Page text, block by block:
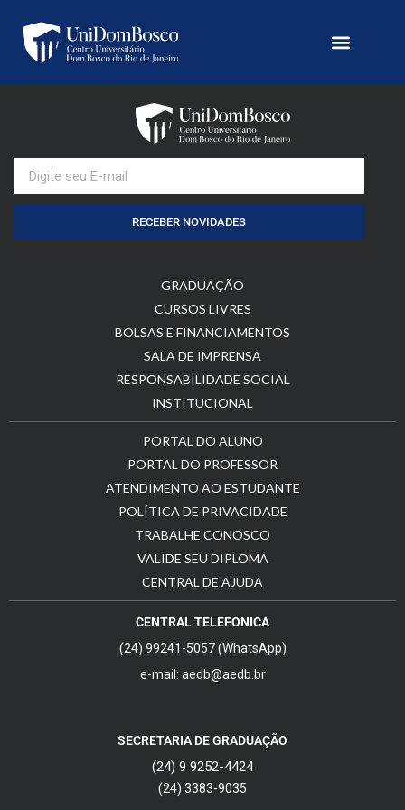
RECEBER NOVIDADES
GRADUAÇÃO
CURSOS LIVRES
BOLSAS E FINANCIAMENTOS
SALA DE IMPRENSA
RESPONSABILIDADE SOCIAL
INSTITUCIONAL
PORTAL DO ALUNO
PORTAL DO PROFESSOR
ATENDIMENTO AO ESTUDANTE
POLÍTICA DE PRIVACIDADE
TRABALHE CONOSCO
VALIDE SEU DIPLOMA
CENTRAL DE AJUDA
CENTRAL TELEFONICA
(24) 99241-5057 (WhatsApp)
e-mail: aedb@aedb.br
SECRETARIA DE GRADUAÇÃO
(24) 9 9252-4424
(24) 3383-9035